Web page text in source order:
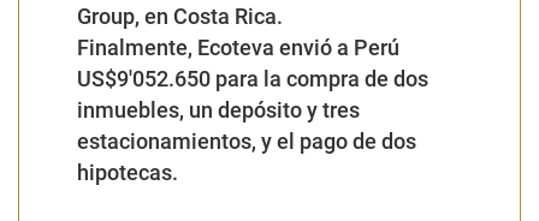
Group, en Costa Rica.
Finalmente, Ecoteva envió a Perú
US$9′052.650 para la compra de dos
inmuebles, un depósito y tres
estacionamientos, y el pago de dos
hipotecas.